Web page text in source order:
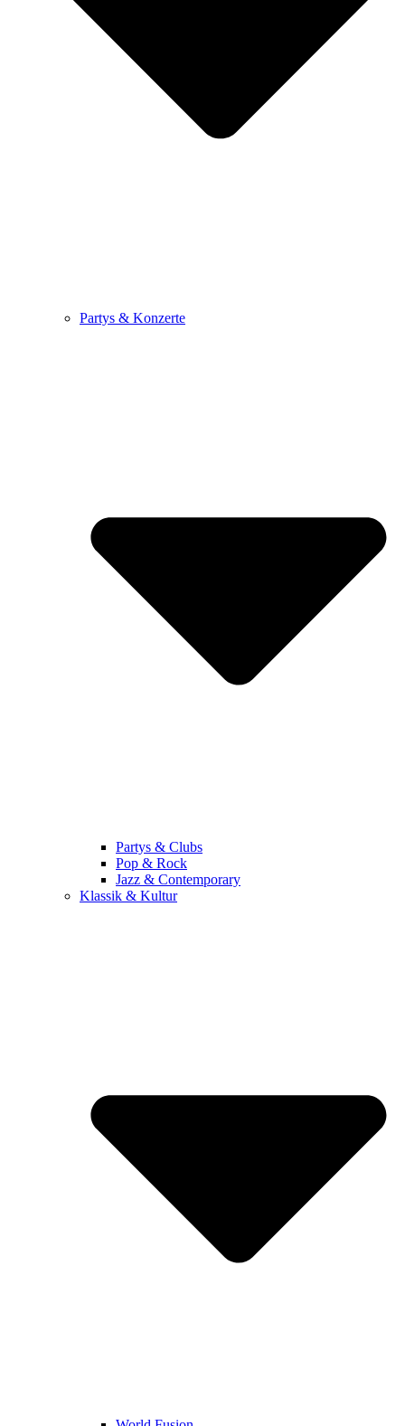
Partys & Konzerte
Partys & Clubs
Pop & Rock
Jazz & Contemporary
Klassik & Kultur